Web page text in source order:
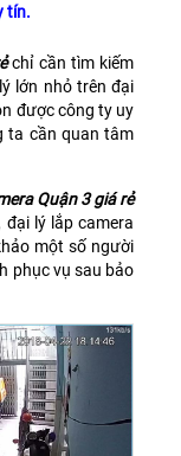
tín.
chỉ cần tìm kiếm
lớn nhỏ trên đại
được công ty uy
ta cần quan tâm
Quận 3 giá rẻ
lý lắp camera
một số người
phục vụ sau bảo